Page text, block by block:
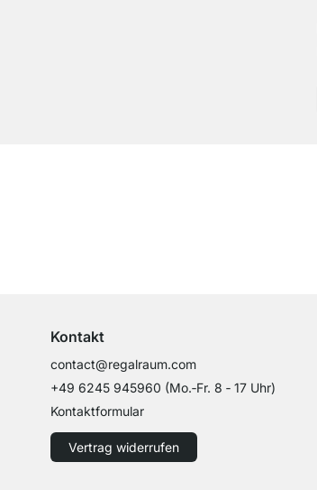
Kontakt
contact@regalraum.com
+49 6245 945960 (Mo.‑Fr. 8 ‑ 17 Uhr)
Kontaktformular
Vertrag widerrufen